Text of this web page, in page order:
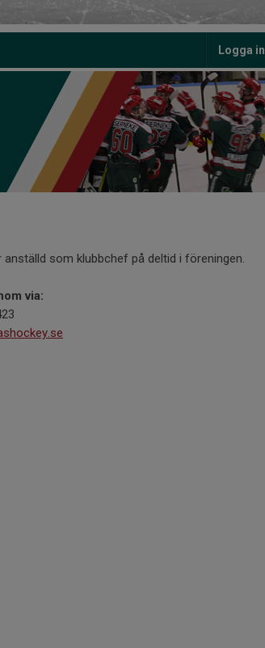
Logga in
som klubbchef på deltid i föreningen.
via: